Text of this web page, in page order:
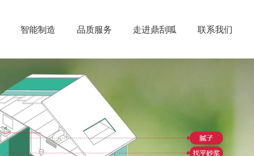
智能制造 品质服务 走进鼎刮呱 联系我们